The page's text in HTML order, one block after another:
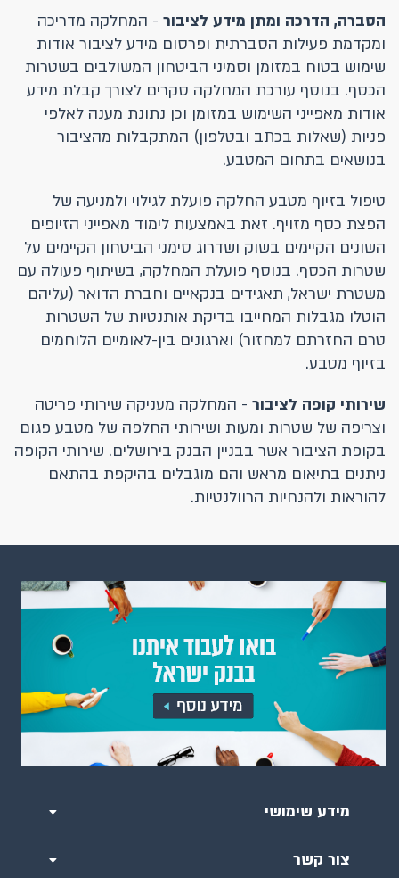
הסברה, הדרכה ומתן מידע לציבור - המחלקה מדריכה
ומקדמת פעילות הסברתית ופרסום מידע לציבור אודות
שימוש בטוח במזומן וסמיני הביטחון המשולבים בשטרות
הכסף. בנוסף עורכת המחלקה סקרים לצורך קבלת מידע
אודות מאפייני השימוש במזומן וכן נתונת מענה לאלפי
פניות (שאלות בכתב ובטלפון) המתקבלות מהציבור
בנושאים בתחום המטבע.
טיפול בזיוף מטבע החלקה פועלת לגילוי ולמניעה של
הפצת כסף מזויף. זאת באמצעות לימוד מאפייני הזיופים
השונים הקיימים בשוק ושדרוג סימני הביטחון הקיימים על
שטרות הכסף. בנוסף פועלת המחלקה, בשיתוף פעולה עם
משטרת ישראל, תאגידים בנקאיים וחברת הדואר (עליהם
הוטלו מגבלות המחייבו בדיקת אותנטיות של השטרות
טרם החזרתם למחזור) וארגונים בין-לאומיים הלוחמים
בזיוף מטבע.
שירותי קופה לציבור - המחלקה מעניקה שירותי פריטה
וצריפה של שטרות ומעות ושירותי החלפה של מטבע פגום
בקופת הציבור אשר בבניין הבנק בירושלים. שירותי הקופה
ניתנים בתיאום מראש והם מוגבלים בהיקפת בהתאם
להוראות ולהנחיות הרוולנטיות. ​​
מידע שימושי
צור קשר